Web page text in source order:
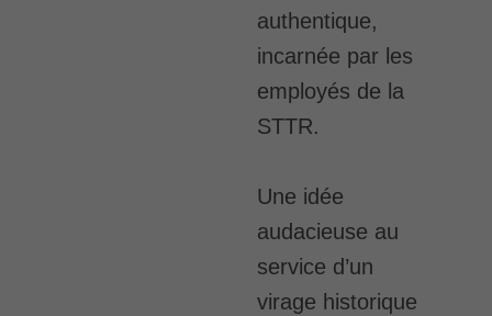
authentique,
incarnée par les
employés de la
STTR.
Une idée
audacieuse au
service d’un
virage historique